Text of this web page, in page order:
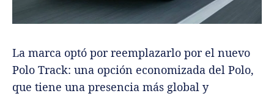
La marca optó por reemplazarlo por el nuevo
Polo Track: una opción economizada del Polo,
que tiene una presencia más global y